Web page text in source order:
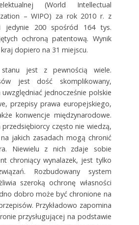
(World Intellectual
– WIPO) za rok 2010 r. z
jedynie 200 spośród 164 tys.
ochroną patentową. Wynik
dopiero na 31 miejscu.
jest z pewnością wiele.
jest dość skomplikowany,
jednocześnie polskie
przepisy prawa europejskiego,
konwencje międzynarodowe.
przedsiębiorcy często nie wiedzą,
jakich zasadach mogą chronić
Niewielu z nich zdaje sobie
chroniący wynalazek, jest tylko
Rozbudowany system
szeroką ochronę własności
dobro może być chronione na
Przykładowo zapomina
przysługującej na podstawie